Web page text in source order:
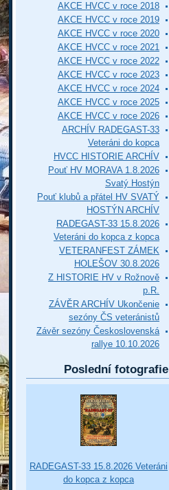
AKCE HVCC v roce 2018
AKCE HVCC v roce 2019
AKCE HVCC v roce 2020
AKCE HVCC v roce 2021
AKCE HVCC v roce 2022
AKCE HVCC v roce 2023
AKCE HVCC v roce 2024
AKCE HVCC v roce 2025
AKCE HVCC v roce 2026
ARCHÍV RADEGAST-33
Veteráni do kopca
HVCC HISTORIE ARCHÍV
Pouť HV MORAVA 1.8.2026
Svatý Hostýn
Pouť klubů a přátel HV SVATÝ
HOSTÝN ARCHÍV
RADEGAST-33 15.8.2026
Veteráni do kopca z kopca
VETERANFEST ZÁMEK
HOLEŠOV 30.8.2026
Z HISTORIE HV v Rožnově
p.R.
ZÁVĚR ARCHÍV Ukončenie
sezóny ČS veteránistů
Závěr sezóny Československá
rallye 10.10.2026
Poslední fotografie
RADEGAST-33 15.8.2026 Veteráni
do kopca z kopca